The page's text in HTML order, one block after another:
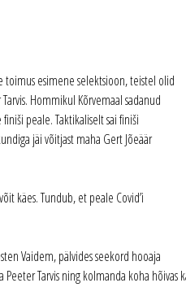
toimus esimene selektsioon, teistel olid
Hommikul Kõrvemaal sadanud
peale. Taktikaliselt sai finiši
jäi võitjast maha Gert Jõeäär
käes. Tundub, et peale Covid’i
Vaidem, pälvides seekord hooaja
Tarvis ning kolmanda koha hõivas